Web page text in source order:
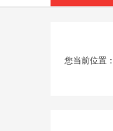
您当前位置：